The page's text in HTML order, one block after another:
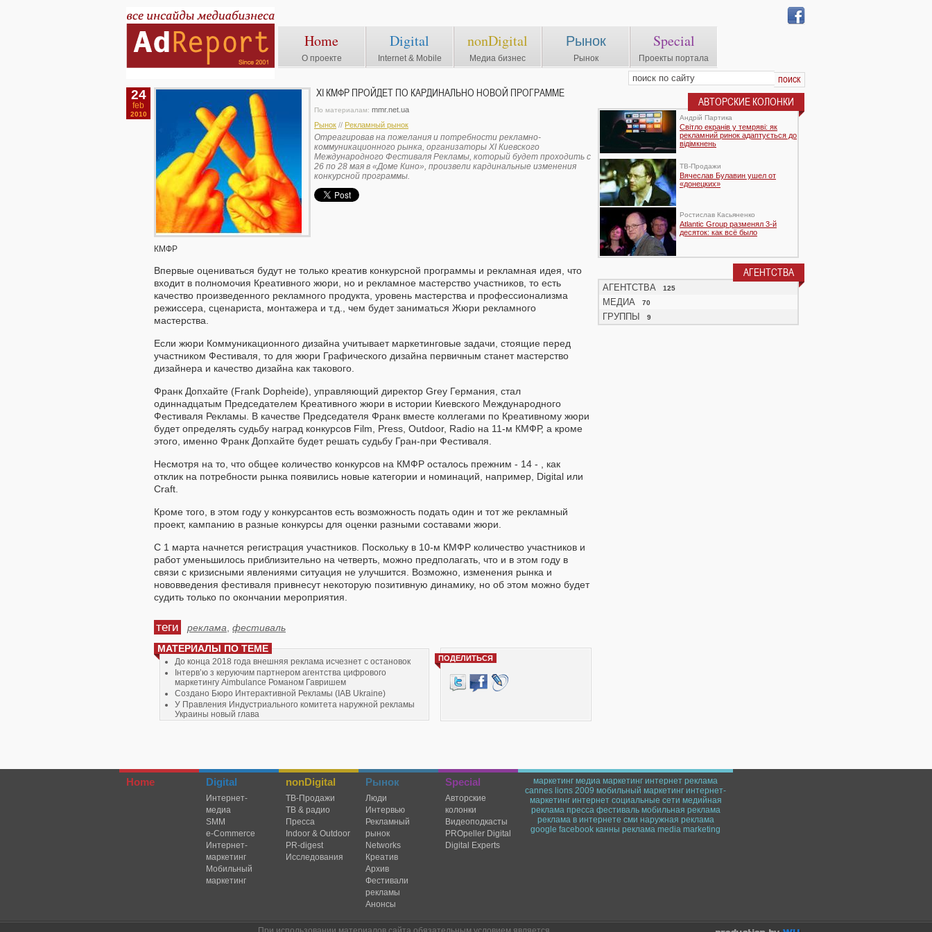
Home
О проекте
Digital
Internet & Mobile
nonDigital
Медиа бизнес
Рынок
Рынок
Special
Проекты портала
24
feb
2010
КМФР
XI КМФР ПРОЙДЕТ ПО КАРДИНАЛЬНО НОВОЙ ПРОГРАММЕ
По материалам: mmr.net.ua
Рынок // Рекламный рынок
Отреагировав на пожелания и потребности рекламно-
коммуникационного рынка, организаторы XI Киевского
Международного Фестиваля Рекламы, который будет проходить с
26 по 28 мая в «Доме Кино», произвели кардинальные изменения
конкурсной программы.
Впервые оцениваться будут не только креатив конкурсной программы и рекламная идея, что
входит в полномочия Креативного жюри, но и рекламное мастерство участников, то есть
качество произведенного рекламного продукта, уровень мастерства и профессионализма
режиссера, сценариста, монтажера и т.д., чем будет заниматься Жюри рекламного
мастерства.
Если жюри Коммуникационного дизайна учитывает маркетинговые задачи, стоящие перед
участником Фестиваля, то для жюри Графического дизайна первичным станет мастерство
дизайнера и качество дизайна как такового.
Франк Допхайте (Frank Dopheide), управляющий директор Grey Германия, стал
одиннадцатым Председателем Креативного жюри в истории Киевского Международного
Фестиваля Рекламы. В качестве Председателя Франк вместе коллегами по Креативному жюри
будет определять судьбу наград конкурсов Film, Press, Outdoor, Radio на 11-м КМФР, а кроме
этого, именно Франк Допхайте будет решать судьбу Гран-при Фестиваля.
Несмотря на то, что общее количество конкурсов на КМФР осталось прежним - 14 - , как
отклик на потребности рынка появились новые категории и номинаций, например, Digital или
Craft.
Кроме того, в этом году у конкурсантов есть возможность подать один и тот же рекламный
проект, кампанию в разные конкурсы для оценки разными составами жюри.
С 1 марта начнется регистрация участников. Поскольку в 10-м КМФР количество участников и
работ уменьшилось приблизительно на четверть, можно предполагать, что и в этом году в
связи с кризисными явлениями ситуация не улучшится. Возможно, изменения рынка и
нововведения фестиваля привнесут некоторую позитивную динамику, но об этом можно будет
судить только по окончании мероприятия.
теги реклама фестиваль
МАТЕРИАЛЫ ПО ТЕМЕ
До конца 2018 года внешняя реклама исчезнет с остановок
Інтерв’ю з керуючим партнером агентства цифрового
маркетингу Aimbulance Романом Гавришем
Создано Бюро Интерактивной Рекламы (IAB Ukraine)
У Правления Индустриального комитета наружной рекламы
Украины новый глава
ПОДЕЛИТЬСЯ
АВТОРСКИЕ КОЛОНКИ
Андрій Партика
Світло екранів у темряві: як
рекламний ринок адаптується до
відімкнень
TВ-Продажи
Вячеслав Булавин ушел от
«донецких»
Ростислав Касьяненко
Atlantic Group разменял 3-й
десяток: как всё было
АГЕНТСТВА
АГЕНТСТВА 125
МЕДИА 70
ГРУППЫ 9
Home Digital
Интернет-
медиа
SMM
e-Commerce
Интернет-
маркетинг
Мобильный
маркетинг
nonDigital
TВ-Продажи
ТВ & радио
Пресса
Indoor & Outdoor
PR-digest
Исследования
Рынок
Люди
Интервью
Рекламный
рынок
Networks
Креатив
Архив
Фестивали
рекламы
Анонсы
Special
Авторские
колонки
Видеоподкасты
PROpeller Digital
Digital Experts
маркетинг медиа маркетинг интернет реклама
cannes lions 2009 мобильный маркетинг интернет-
маркетинг интернет социальные сети медийная
реклама пресса фестиваль мобильная реклама
реклама в интернете сми наружная реклама
google facebook канны реклама media marketing